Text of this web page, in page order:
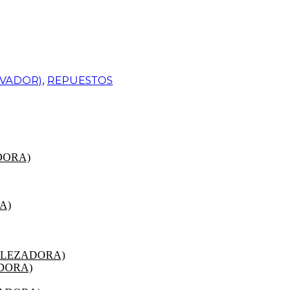
, REPUESTOS